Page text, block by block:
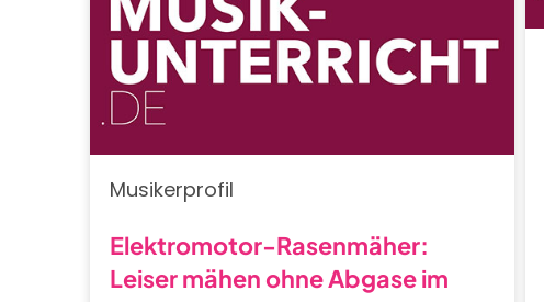
Musikerprofil
Elektromotor-Rasenmäher:
Leiser mähen ohne Abgase im